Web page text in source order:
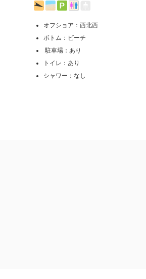
オフショア：西北西
ボトム：ビーチ
駐車場：あり
トイレ：あり
シャワー：なし